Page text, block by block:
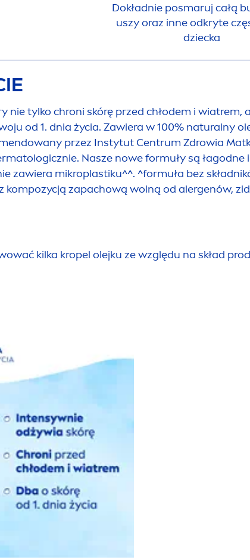
Dokładnie posmaruj całą
uszy oraz inne odkryte
dziecka
nie tylko chroni skórę przed chłodem i wiatrem,
od 1. dnia życia. Zawiera w 100% naturalny
dowany przez Instytut Centrum Zdrowia
Nasze nowe formuły są łagodne
zawiera mikroplastiku^^. ^formuła bez
kompozycją zapachową wolną od alergenów,
kilka kropel olejku ze względu na skład